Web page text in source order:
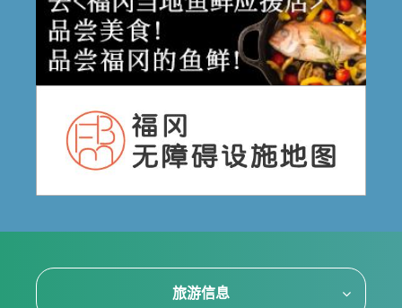
旅游信息